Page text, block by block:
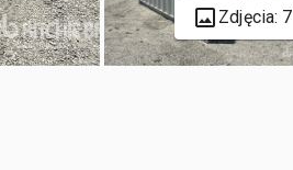
Zdjęcia: 7